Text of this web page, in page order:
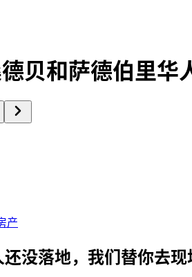
贝和萨德伯里华
产
没落地，我们替你去现